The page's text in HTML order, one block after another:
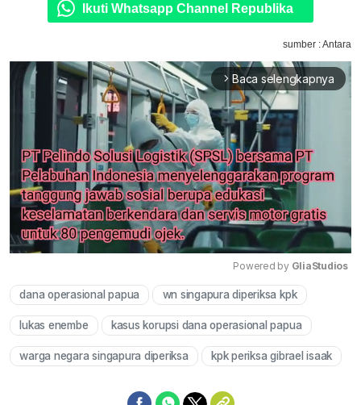
Ikuti Whatsapp Channel Republika
sumber : Antara
arrow_forward_ios Baca selengkapnya
Mute
Powered by GliaStudios
dana operasional papua wn singapura diperiksa kpk
lukas enembe kasus korupsi dana operasional papua
warga negara singapura diperiksa kpk periksa gibrael isaak